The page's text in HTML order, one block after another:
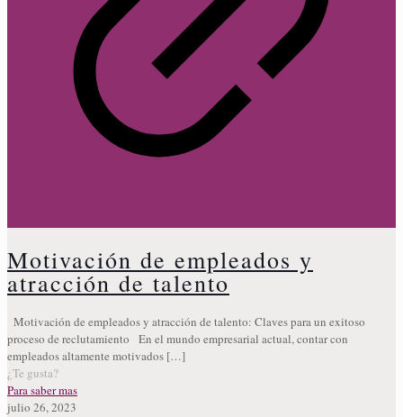
Motivación de empleados y
atracción de talento
Motivación de empleados y atracción de talento: Claves para un exitoso
proceso de reclutamiento En el mundo empresarial actual, contar con
empleados altamente motivados […]
¿Te gusta?
Para saber mas
julio 26, 2023